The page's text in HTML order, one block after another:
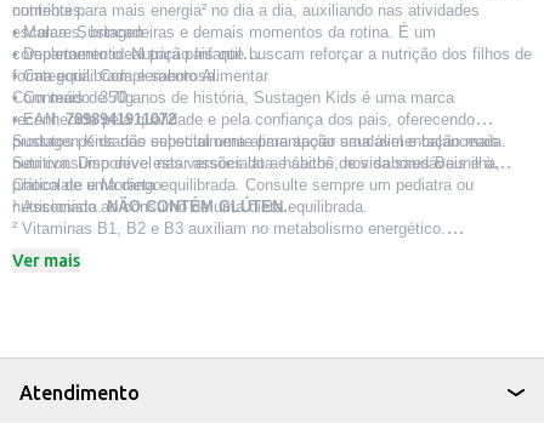
nutrientes.
contribui para mais energia² no dia a dia, auxiliando nas atividades
escolares, brincadeiras e demais momentos da rotina. É um
complemento ideal para pais que buscam reforçar a nutrição dos filhos de
forma equilibrada e saborosa.
• Marca: Sustagen
• Departamento: Nutrição Infantil
• Categoria: Complemento Alimentar
• Conteúdo: 350g
• EAN:7898941911072
Com mais de 70 anos de história, Sustagen Kids é uma marca
reconhecida pela qualidade e pela confiança dos pais, oferecendo
produtos pensados especialmente para apoiar uma alimentação mais
nutritiva. Disponível nas versões lata e sachê, nos sabores Baunilha,
Chocolate e Morango.
Sustagen Kids não substitui uma alimentação saudável e balanceada.
Seu consumo deve estar associado a hábitos de vida saudáveis e à
prática de uma dieta equilibrada. Consulte sempre um pediatra ou
nutricionista.NÃO CONTÉM GLÚTEN.
¹ Associado ao consumo de uma dieta equilibrada.
² Vitaminas B1, B2 e B3 auxiliam no metabolismo energético.
³ Vitamina C e zinco auxiliam no funcionamento do sistema imune.
⁴ Receitas disponíveis em: https://www.sustagenkids.com.br/receitas/
Ver mais
Atendimento